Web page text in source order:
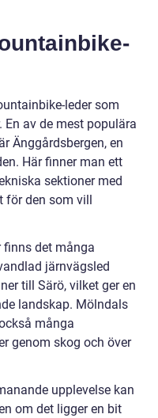
leder som
av de mest populära
Änggårdsbergen, en
Här finner man ett
sektioner med
den som vill
finns det många
järnvägsled
till Särö, vilket ger en
landskap. Mölndals
många
genom skog och över
upplevelse kan
om det ligger en bit